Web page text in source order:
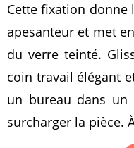
Cette fixation donne
apesanteur et met
du verre teinté.
coin travail élégant
un bureau dans un
surcharger la pièce.